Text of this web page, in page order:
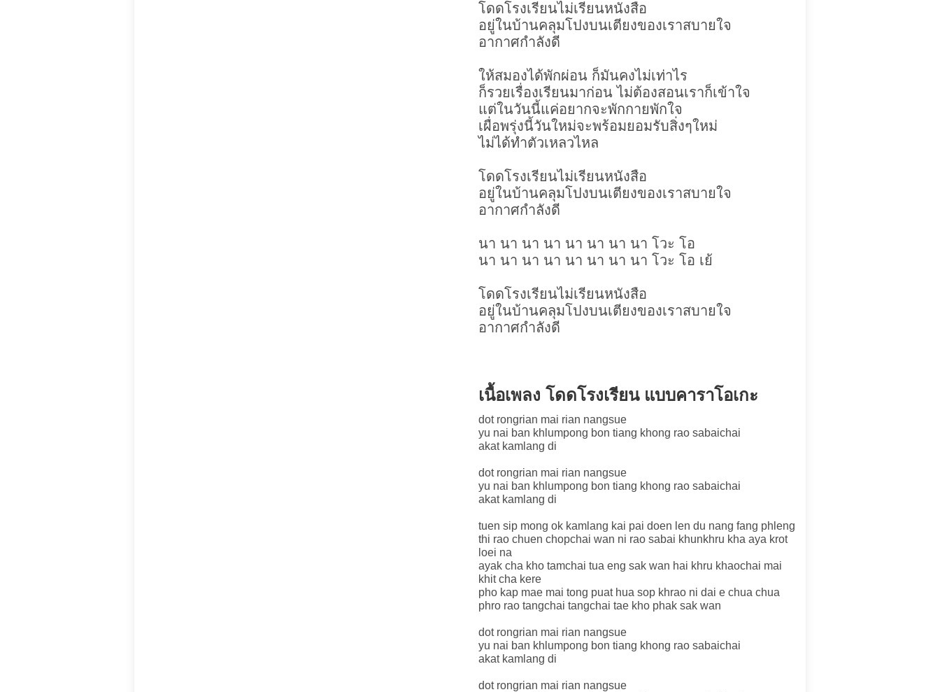
โดดโรงเรียนไม่เรียนหนังสือ
อยู่ในบ้านคลุมโปงบนเตียงของเราสบายใจ
อากาศกำลังดี
ให้สมองได้พักผ่อน ก็มันคงไม่เท่าไร
ก็รวยเรื่องเรียนมาก่อน ไม่ต้องสอนเราก็เข้าใจ
แต่ในวันนี้แค่อยากจะพักกายพักใจ
เผื่อพรุ่งนี้วันใหม่จะพร้อมยอมรับสิ่งๆใหม่
ไม่ได้ทำตัวเหลวไหล
โดดโรงเรียนไม่เรียนหนังสือ
อยู่ในบ้านคลุมโปงบนเตียงของเราสบายใจ
อากาศกำลังดี
นา นา นา นา นา นา นา นา โวะ โอ
นา นา นา นา นา นา นา นา โวะ โอ เย้
โดดโรงเรียนไม่เรียนหนังสือ
อยู่ในบ้านคลุมโปงบนเตียงของเราสบายใจ
อากาศกำลังดี
เนื้อเพลง โดดโรงเรียน แบบคาราโอเกะ
dot rongrian mai rian nangsue
yu nai ban khlumpong bon tiang khong rao sabaichai
akat kamlang di
dot rongrian mai rian nangsue
yu nai ban khlumpong bon tiang khong rao sabaichai
akat kamlang di
tuen sip mong ok kamlang kai pai doen len du nang fang phleng
thi rao chuen chopchai wan ni rao sabai khunkhru kha aya krot
loei na
ayak cha kho tamchai tua eng sak wan hai khru khaochai mai
khit cha kere
pho kap mae mai tong puat hua sop khrao ni dai e chua chua
phro rao tangchai tangchai tae kho phak sak wan
dot rongrian mai rian nangsue
yu nai ban khlumpong bon tiang khong rao sabaichai
akat kamlang di
dot rongrian mai rian nangsue